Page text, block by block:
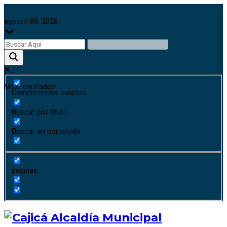
agosto 09, 2026
Más resultados
Coincidencias exactas
Buscar por título
Buscar en contenido
paginas